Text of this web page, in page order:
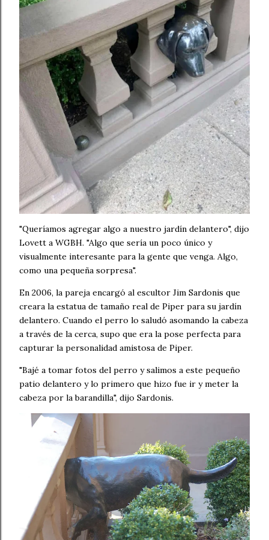
"Queríamos agregar algo a nuestro jardín delantero", dijo
Lovett a WGBH. "Algo que sería un poco único y
visualmente interesante para la gente que venga. Algo,
como una pequeña sorpresa".
En 2006, la pareja encargó al escultor Jim Sardonis que
creara la estatua de tamaño real de Piper para su jardín
delantero. Cuando el perro lo saludó asomando la cabeza
a través de la cerca, supo que era la pose perfecta para
capturar la personalidad amistosa de Piper.
"Bajé a tomar fotos del perro y salimos a este pequeño
patio delantero y lo primero que hizo fue ir y meter la
cabeza por la barandilla", dijo Sardonis.